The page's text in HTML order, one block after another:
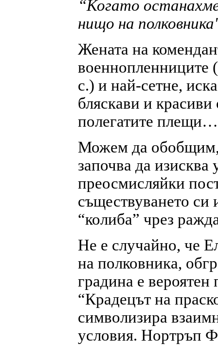
“Когато
нищо на
Жената на
военнопленниците
с.) и най-сетне,
бляскави и
полегатите
Можем да обобщим,
започва да
преосмисляйки
съществуването си
“колиба” чрез
Не е случайно, че
на полковника,
градина е вероятен
“Крадецът на
символизира
условия. Нортръп